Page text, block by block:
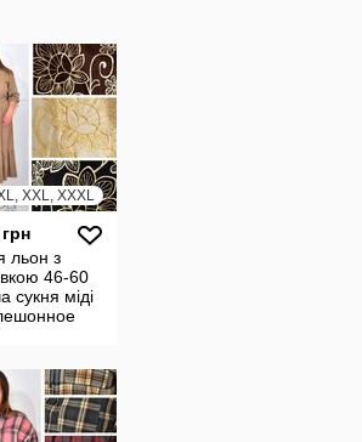
XXL, XXXL
льон з
46-60
сукня міді
24203